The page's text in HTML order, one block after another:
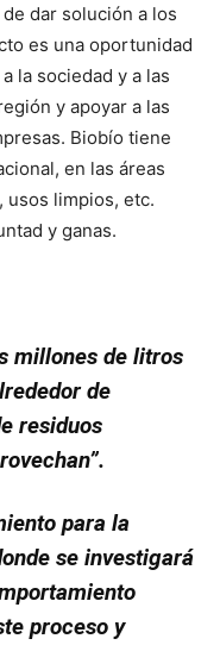
dar solución a los
es una oportunidad
la sociedad y a las
y apoyar a las
Biobío tiene
en las áreas
usos limpios, etc.
y ganas.
millones de litros
de
residuos
para la
se investigará
proceso y